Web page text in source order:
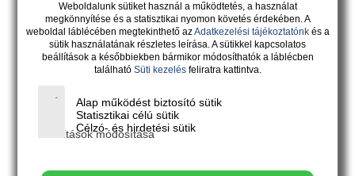
VENEZIA - ébenfekete lógós
fülbevaló lila virágokkal I.
Ami a legendákból kimaradt.
Kosárba
Weboldalunk sütiket használ a működtetés, a használat
megkönnyítése és a statisztikai nyomon követés érdekében. A
weboldal láblécében megtekinthető azAdatkezelési tájékoztatónkés a
sütik használatának részletes leírása. A sütikkel kapcsolatos
beállítások a későbbiekben bármikor módosíthatók a láblécben
található Süti kezelésfeliratra kattintva.
Alap működést biztosító sütik
Statisztikai célú sütik
Célzó- és hirdetési sütik
Beállítások módosítása